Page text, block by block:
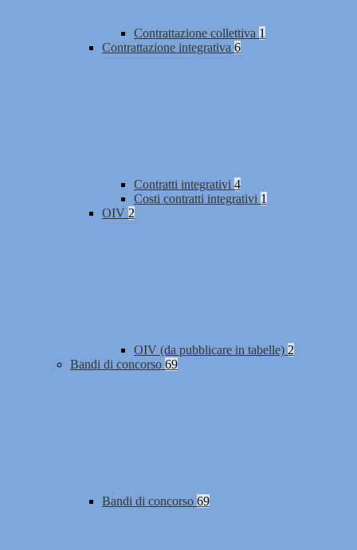
Contrattazione collettiva 1
Contrattazione integrativa 6
Contratti integrativi 4
Costi contratti integrativi 1
OIV 2
OIV (da pubblicare in tabelle) 2
Bandi di concorso 69
Bandi di concorso 69